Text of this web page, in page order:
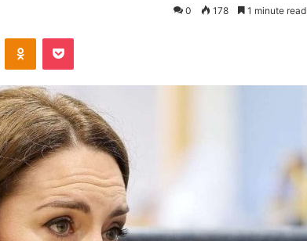
0 178 1 minute read